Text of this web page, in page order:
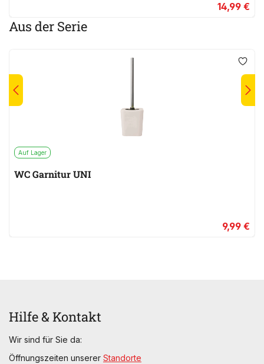
14,99 €
Aus der Serie
Auf Lager
WC Garnitur UNI
9,99 €
Hilfe & Kontakt
Wir sind für Sie da:
Öffnungszeiten unserer Standorte